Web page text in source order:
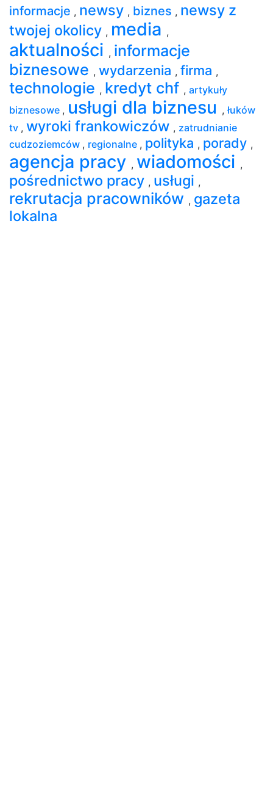
informacje , newsy , biznes , newsy z
twojej okolicy , media ,
aktualności , informacje
biznesowe , wydarzenia , firma ,
technologie , kredyt chf , artykuły
biznesowe , usługi dla biznesu , łuków
tv , wyroki frankowiczów , zatrudnianie
cudzoziemców , regionalne , polityka , porady ,
agencja pracy , wiadomości ,
pośrednictwo pracy , usługi ,
rekrutacja pracowników , gazeta
lokalna